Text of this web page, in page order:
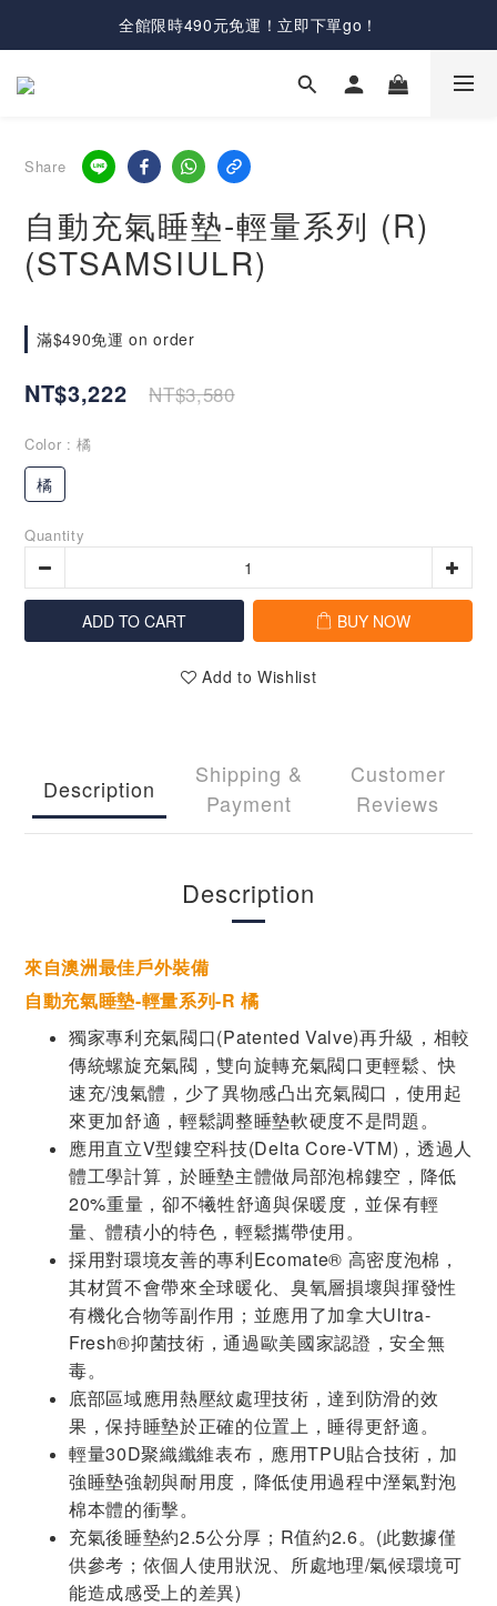
全館限時490元免運！立即下單go！
Share
自動充氣睡墊-輕量系列 (R)
(STSAMSIULR)
滿$490免運 on order
NT$3,222 NT$3,580
Color : 橘
橘
Quantity
ADD TO CART BUY NOW
Add to Wishlist
Description
Shipping &
Payment
Customer
Reviews
Description
來自澳洲最佳戶外裝備
自動充氣睡墊-輕量系列-R 橘
獨家專利充氣閥口(Patented Valve)再升級，相較
傳統螺旋充氣閥，雙向旋轉充氣閥口更輕鬆、快
速充/洩氣體，少了異物感凸出充氣閥口，使用起
來更加舒適，輕鬆調整睡墊軟硬度不是問題。
應用直立V型鏤空科技(Delta Core-VTM)，透過人
體工學計算，於睡墊主體做局部泡棉鏤空，降低
20%重量，卻不犧牲舒適與保暖度，並保有輕
量、體積小的特色，輕鬆攜帶使用。
採用對環境友善的專利Ecomate® 高密度泡棉，
其材質不會帶來全球暖化、臭氧層損壞與揮發性
有機化合物等副作用；並應用了加拿大Ultra-
Fresh®抑菌技術，通過歐美國家認證，安全無
毒。
底部區域應用熱壓紋處理技術，達到防滑的效
果，保持睡墊於正確的位置上，睡得更舒適。
輕量30D聚織纖維表布，應用TPU貼合技術，加
強睡墊強韌與耐用度，降低使用過程中溼氣對泡
棉本體的衝擊。
充氣後睡墊約2.5公分厚；R值約2.6。(此數據僅
供參考；依個人使用狀況、所處地理/氣候環境可
能造成感受上的差異)